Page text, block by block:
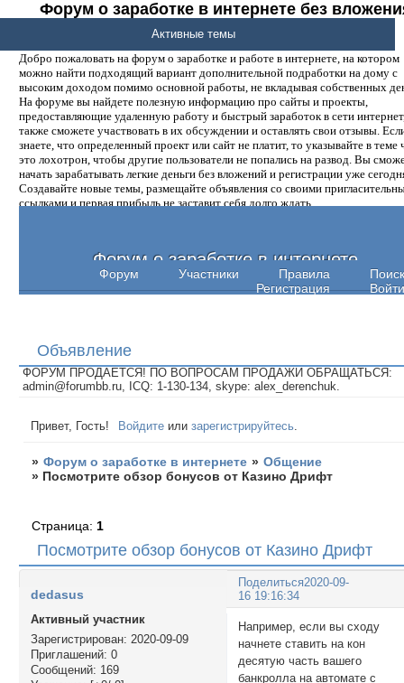
Форум о заработке в интернете без
денег.
Добро пожаловать на форум о заработке и работе в интернете, на котором
можно найти подходящий вариант дополнительной подработки на дому с
высоким доходом помимо основной работы, не вкладывая собственных
На форуме вы найдете полезную информацию про сайты и проекты,
предоставляющие удаленную работу и быстрый заработок в сети
также сможете участвовать в их обсуждении и оставлять свои отзывы.
знаете, что определенный проект или сайт не платит, то указывайте в теме
это лохотрон, чтобы другие пользователи не попались на развод. Вы
начать зарабатывать легкие деньги без вложений и регистрации уже
Создавайте новые темы, размещайте объявления со своими
ссылками и первая прибыль не заставит себя долго ждать.
Форум о заработке в интернете
Форум Участники Правила
Поиск
Регистрация
Войти
Активные темы
Объявление
ФОРУМ ПРОДАЕТСЯ! ПО ВОПРОСАМ ПРОДАЖИ ОБРАЩАТЬСЯ:
admin@forumbb.ru, ICQ: 1-130-134, skype: alex_derenchuk.
Привет, Гость! Войдите илизарегистрируйтесь
» Форум о заработке в интернете » Общение
» Посмотрите обзор бонусов от Казино Дрифт
Посмотрите обзор бонусов от Казино Дрифт
Страница: 1
Поделиться2020-09-
16 19:16:34
dedasus
Активный участник
Зарегистрирован: 2020-09-09
Приглашений: 0
Сообщений: 169
Например, если вы сходу
начнете ставить на кон
десятую часть вашего
банкролла на автомате с